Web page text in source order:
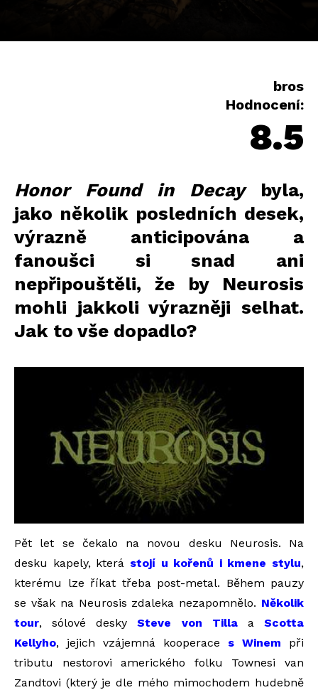
bros
Hodnocení:
8.5
Honor Found in Decaybyla,
jako několik posledních desek,
výrazně anticipována a
fanoušci si snad ani
nepřipouštěli, že by Neurosis
mohli jakkoli výrazněji selhat.
Jak to vše dopadlo?
Pět let se čekalo na novou desku Neurosis. Na
desku kapely, která stojí u kořenů i kmene stylu,
kterému lze říkat třeba post-metal. Během pauzy
se však na Neurosis zdaleka nezapomnělo. Několik
tour, sólové deskySteve von TillaaScotta
Kellyho, jejich vzájemná kooperace s Winem při
tributu nestorovi amerického folku Townesi van
Zandtovi (který je dle mého mimochodem hudebně